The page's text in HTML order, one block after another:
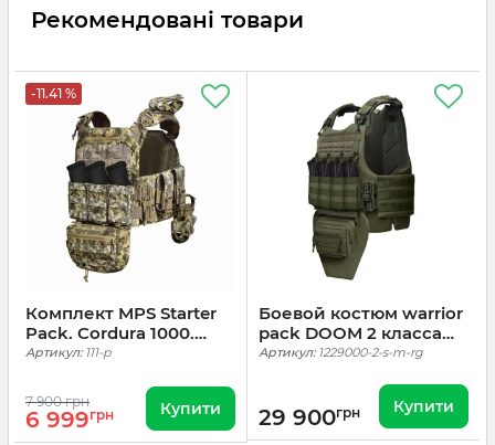
Рекомендовані товари
-11.41 %
Комплект MPS Starter
Pack. Cordura 1000.
Піксель
Артикул: 111-p
7 900 грн
6 999грн Купити
Боевой костюм warrior
pack DOOM 2 класса
ренджер грін (Ranger
Артикул: 1229000-2-s-m-rg
29 900грн Купити